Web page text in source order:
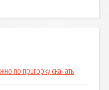
по пригорку скачать